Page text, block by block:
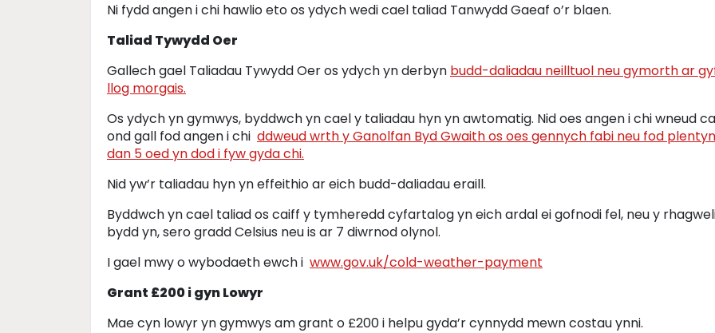
Ni fydd angen i chi hawlio eto os ydych wedi cael taliad Tanwydd Gaeaf o’r blaen.
Taliad Tywydd Oer
Gallech gael Taliadau Tywydd Oer os ydych yn derbyn budd-daliadau neilltuol neu gymorth ar
llog morgais.
Os ydych yn gymwys, byddwch yn cael y taliadau hyn yn awtomatig. Nid oes angen i chi wneud
ond gall fod angen i chi ddweud wrth y Ganolfan Byd Gwaith os oes gennych fabi neu fod plentyn
dan 5 oed yn dod i fyw gyda chi.
Nid yw’r taliadau hyn yn effeithio ar eich budd-daliadau eraill.
Byddwch yn cael taliad os caiff y tymheredd cyfartalog yn eich ardal ei gofnodi fel, neu y
bydd yn, sero gradd Celsius neu is ar 7 diwrnod olynol.
I gael mwy o wybodaeth ewch i www.gov.uk/cold-weather-payment
Grant £200 i gyn Lowyr
Mae cyn lowyr yn gymwys am grant o £200 i helpu gyda’r cynnydd mewn costau ynni.